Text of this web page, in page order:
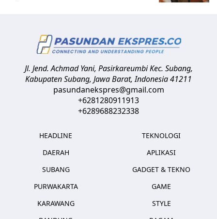
Jl. Jend. Achmad Yani, Pasirkareumbi Kec. Subang,
Kabupaten Subang, Jawa Barat,Indonesia41211
pasundanekspres@gmail.com
+6281280911913
+6289688232338
HEADLINE
DAERAH
SUBANG
PURWAKARTA
KARAWANG
TEKNOLOGI
APLIKASI
GADGET & TEKNO
GAME
STYLE